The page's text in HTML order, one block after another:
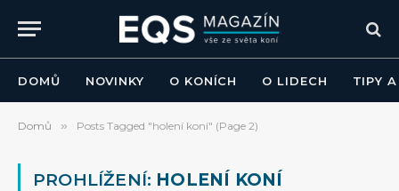
DOMŮ NOVINKY O KONÍCH O LIDECH TIPY A
Domů » Posts Tagged "holení koní" (Page 2)
PROHLÍŽENÍ: HOLENÍ KONÍ